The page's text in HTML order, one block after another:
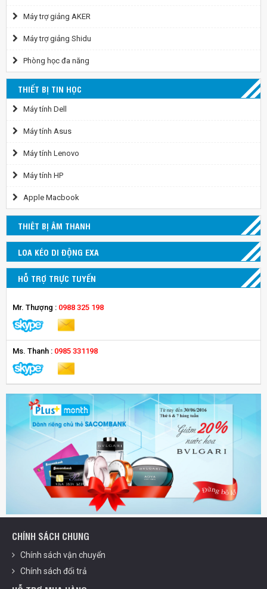
Máy trợ giảng AKER
Máy trợ giảng Shidu
Phòng học đa năng
THIẾT BỊ TIN HỌC
Máy tính Dell
Máy tính Asus
Máy tính Lenovo
Máy tính HP
Apple Macbook
THIÊT BỊ ÂM THANH
LOA KÉO DI ĐỘNG EXA
HỖ TRỢ TRỰC TUYẾN
Mr. Thượng : 0988 325 198
Ms. Thanh : 0985 331198
CHÍNH SÁCH CHUNG
Chính sách vận chuyển
Chính sách đổi trả